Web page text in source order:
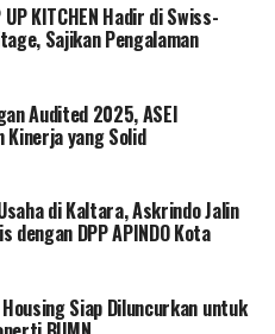
perjalanan mudik
(molis) juga jangan
unit Stasiun Pengisian
di 284 lokasi yang
tambah Darmawan.
bagi para pemudik untuk
Kendaraan Listrik
PLN Mobile, para
dengan mudah
UP KITCHEN Hadir di Swiss-
Sajikan Pengalaman
Audited 2025, ASEI
Kinerja yang Solid
di Kaltara, Askrindo Jalin
DPP APINDO Kota
Siap Diluncurkan untuk